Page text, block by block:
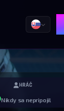
HRÁČ
Nikdy sa nepripojil